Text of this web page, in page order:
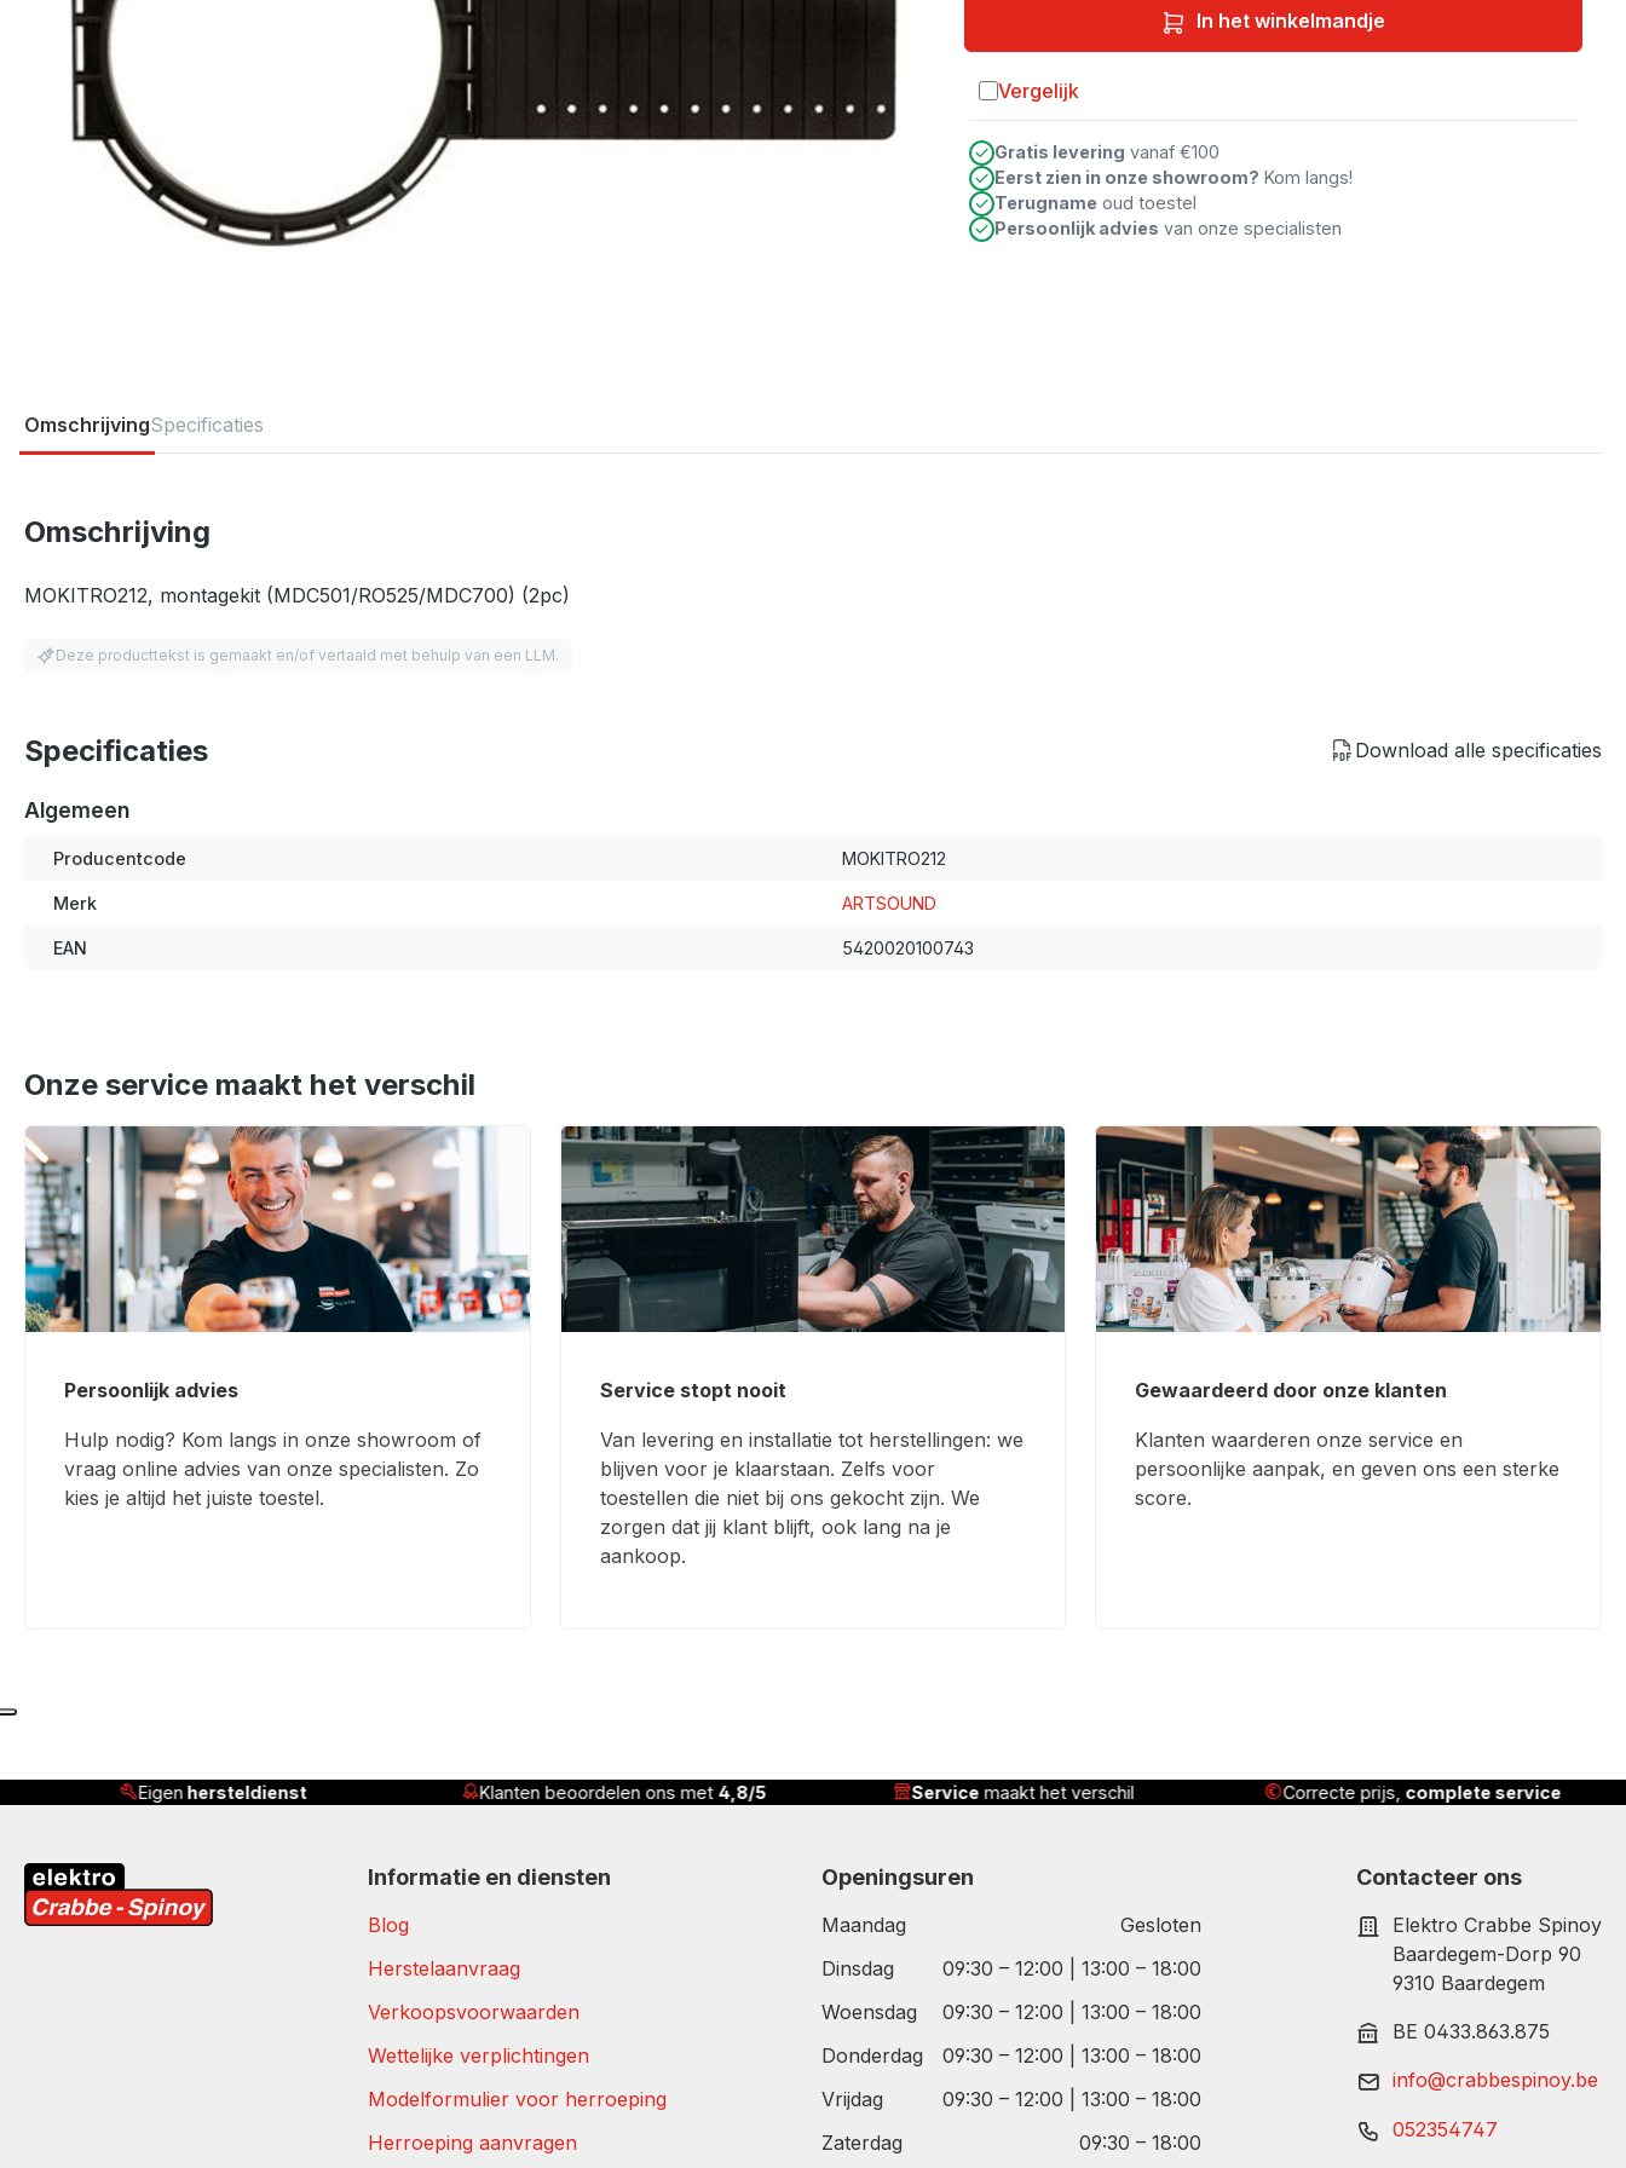
In het winkelmandje
Vergelijk
Toevoegen aan vergelijking
Gratis levering vanaf €100
Eerst zien in onze showroom? Kom langs!
Terugname oud toestel
Persoonlijk advies van onze specialisten
OmschrijvingSpecificaties
Omschrijving
MOKITRO212, montagekit (MDC501/RO525/MDC700) (2pc)
Deze producttekst is gemaakt en/of vertaald met behulp van een LLM.
Specificaties Download alle specificaties
Algemeen
Producentcode MOKITRO212
Merk ARTSOUND
EAN 5420020100743
Onze service maakt het verschil
Persoonlijk advies
Hulp nodig? Kom langs in onze showroom of
vraag online advies van onze specialisten. Zo
kies je altijd het juiste toestel.
Service stopt nooit
Van levering en installatie tot herstellingen: we
blijven voor je klaarstaan. Zelfs voor
toestellen die niet bij ons gekocht zijn. We
zorgen dat jij klant blijft, ook lang na je
aankoop.
Gewaardeerd door onze klanten
Klanten waarderen onze service en
persoonlijke aanpak, en geven ons een sterke
score.
Klanten beoordelen ons met4,8/5 Servicemaakt het verschil Correcte prijs, complete service Geleverd,
Informatie en diensten
Blog
Herstelaanvraag
Verkoopsvoorwaarden
Wettelijke verplichtingen
Modelformulier voor herroeping
Herroeping aanvragen
Openingsuren
Maandag
Gesloten
Dinsdag
09:30 – 12:00 | 13:00 – 18:00
Woensdag
09:30 – 12:00 | 13:00 – 18:00
Donderdag
09:30 – 12:00 | 13:00 – 18:00
Vrijdag
09:30 – 12:00 | 13:00 – 18:00
Zaterdag
09:30 – 18:00
Contacteer ons
Elektro Crabbe Spinoy
Baardegem-Dorp 90
9310 Baardegem
BE 0433.863.875
info@crabbespinoy.be
052354747